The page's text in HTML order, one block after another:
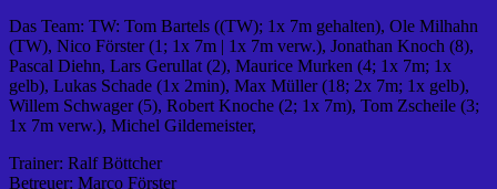
Das Team: TW: Tom Bartels ((TW); 1x 7m gehalten), Ole Milhahn
(TW), Nico Förster (1; 1x 7m | 1x 7m verw.), Jonathan Knoch (8),
Pascal Diehn, Lars Gerullat (2), Maurice Murken (4; 1x 7m; 1x
gelb), Lukas Schade (1x 2min), Max Müller (18; 2x 7m; 1x gelb),
Willem Schwager (5), Robert Knoche (2; 1x 7m), Tom Zscheile (3;
1x 7m verw.), Michel Gildemeister,
Trainer: Ralf Böttcher
Betreuer: Marco Förster